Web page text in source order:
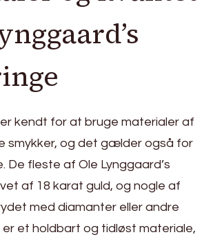
kendt for at bruge materialer af
smykker, og det gælder også for
De fleste af Ole Lynggaard’s
af 18 karat guld, og nogle af
med diamanter eller andre
et holdbart og tidløst materiale,